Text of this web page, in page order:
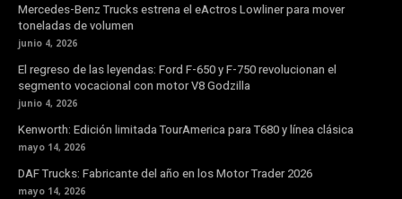
Mercedes-Benz Trucks estrena el eActros Lowliner para mover
toneladas de volumen
junio 4, 2026
El regreso de las leyendas: Ford F-650 y F-750 revolucionan el
segmento vocacional con motor V8 Godzilla
junio 4, 2026
Kenworth: Edición limitada TourAmerica para T680 y línea clásica
mayo 14, 2026
DAF Trucks: Fabricante del año en los Motor Trader 2026
mayo 14, 2026